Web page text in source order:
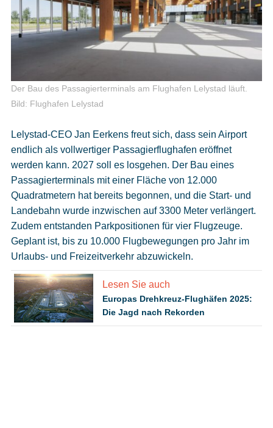
Der Bau des Passagierterminals am Flughafen Lelystad läuft.
Bild: Flughafen Lelystad
Lelystad-CEO Jan Eerkens freut sich, dass sein Airport
endlich als vollwertiger Passagierflughafen eröffnet
werden kann. 2027 soll es losgehen. Der Bau eines
Passagierterminals mit einer Fläche von 12.000
Quadratmetern hat bereits begonnen, und die Start- und
Landebahn wurde inzwischen auf 3300 Meter verlängert.
Zudem entstanden Parkpositionen für vier Flugzeuge.
Geplant ist, bis zu 10.000 Flugbewegungen pro Jahr im
Urlaubs- und Freizeitverkehr abzuwickeln.
Lesen Sie auch
Europas Drehkreuz-Flughäfen 2025:
Die Jagd nach Rekorden